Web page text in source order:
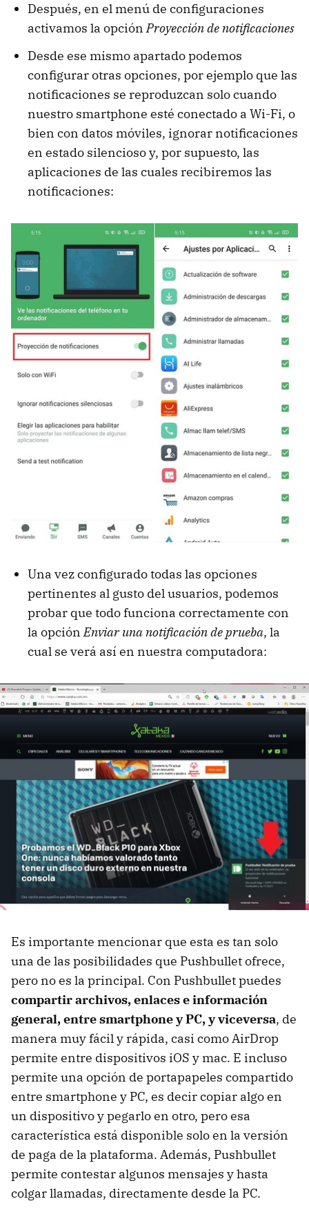
Después, en el menú de configuraciones
activamos la opciónProyección de notificaciones
Desde ese mismo apartado podemos
configurar otras opciones, por ejemplo que las
notificaciones se reproduzcan solo cuando
nuestro smartphone esté conectado a Wi-Fi, o
bien con datos móviles, ignorar notificaciones
en estado silencioso y, por supuesto, las
aplicaciones de las cuales recibiremos las
notificaciones:
Una vez configurado todas las opciones
pertinentes al gusto del usuarios, podemos
probar que todo funciona correctamente con
la opción Enviar una notificación de prueba, la
cual se verá así en nuestra computadora:
Es importante mencionar que esta es tan solo
una de las posibilidades que Pushbullet ofrece,
pero no es la principal. Con Pushbullet puedes
compartir archivos, enlaces e información
general, entre smartphone y PC, y viceversa, de
manera muy fácil y rápida, casi como AirDrop
permite entre dispositivos iOS y mac. E incluso
permite una opción de portapapeles compartido
entre smartphone y PC, es decir copiar algo en
un dispositivo y pegarlo en otro, pero esa
característica está disponible solo en la versión
de paga de la plataforma. Además, Pushbullet
permite contestar algunos mensajes y hasta
colgar llamadas, directamente desde la PC.